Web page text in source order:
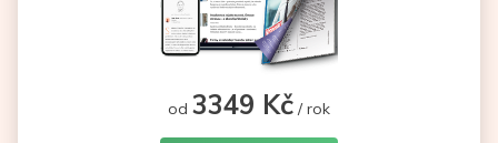
od 3349 Kč / rok